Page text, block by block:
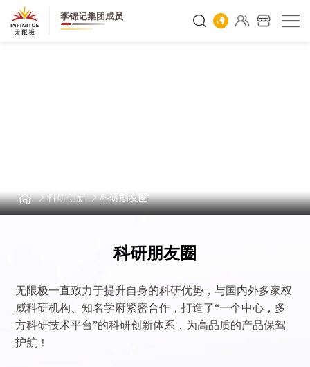
李锦记集团成员
科研创新 科研朋友圈
科研朋友圈
无限极一直致力于提升自身的科研优势，与国内外多家权
威科研机构、知名学府紧密合作，打造了“一个中心，多
方科研技术平台”的科研创新体系，为高品质的产品保驾
护航！